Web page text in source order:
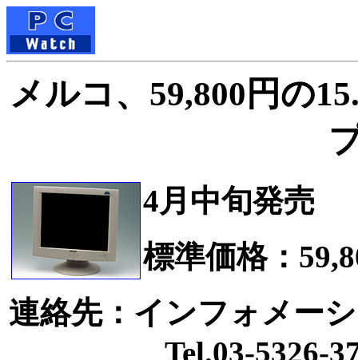
メルコ、59,800円の
4月中旬発売
標準価格：
連絡先：インフォメー
Tel.03-5326-